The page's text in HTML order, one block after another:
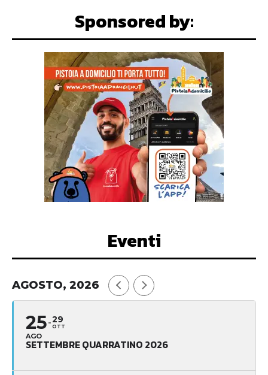
Sponsored by:
Eventi
AGOSTO, 2026
25
AGO
29
OTT
SETTEMBRE QUARRATINO 2026